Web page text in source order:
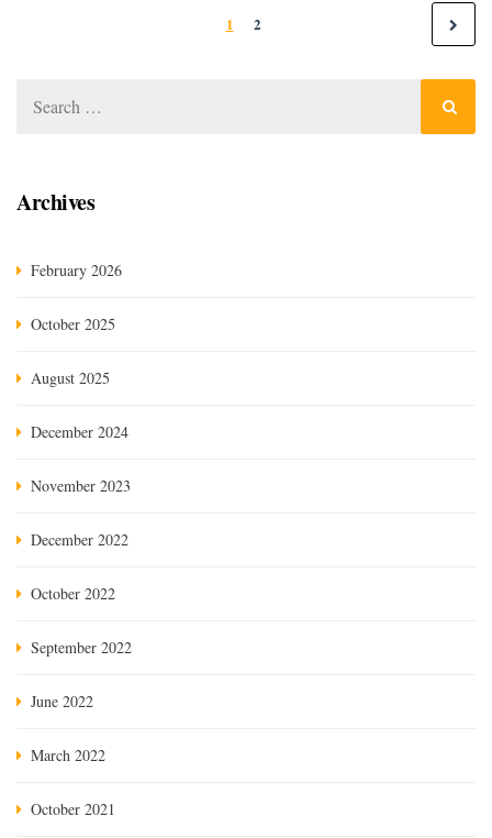
1 2
Archives
February 2026
October 2025
August 2025
December 2024
November 2023
December 2022
October 2022
September 2022
June 2022
March 2022
October 2021